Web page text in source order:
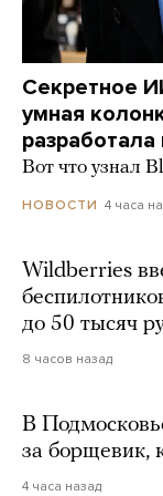
Секретное
умная
Вот что узнал
НОВОСТИ 4 часа
Wildberries
до 50 тысяч
8 часов назад
В
за
4 часа назад